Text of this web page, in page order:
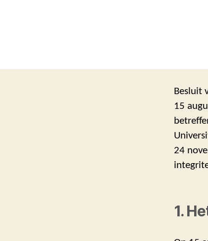
Besluit
15
24
1.